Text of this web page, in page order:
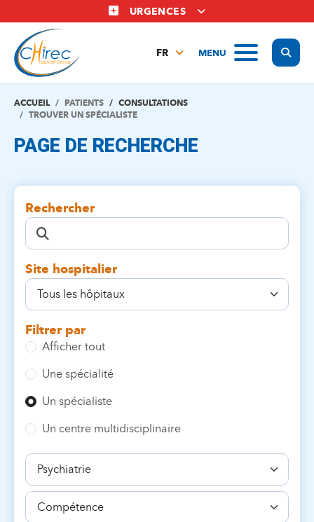
au
contenu
principal
URGENCES
MENU
FR
EN
ACCUEIL PATIENTS
CONSULTATIONS
TROUVER UN SPÉCIALISTE
PAGE DE RECHERCHE
Rechercher
Site hospitalier
Filtrer par
Afficher tout
Une spécialité
Un spécialiste
Un centre multidisciplinaire
Spécialité
Compétence